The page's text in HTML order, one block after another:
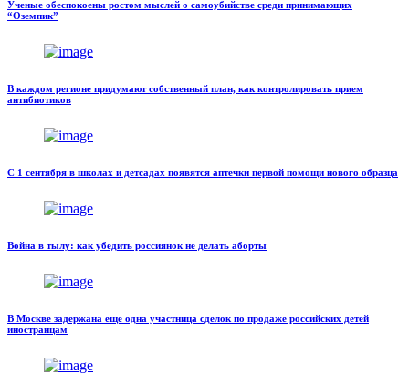
Ученые обеспокоены ростом мыслей о самоубийстве среди принимающих
“Оземпик”
В каждом регионе придумают собственный план, как контролировать прием
антибиотиков
С 1 сентября в школах и детсадах появятся аптечки первой помощи нового образца
Война в тылу: как убедить россиянок не делать аборты
В Москве задержана еще одна участница сделок по продаже российских детей
иностранцам